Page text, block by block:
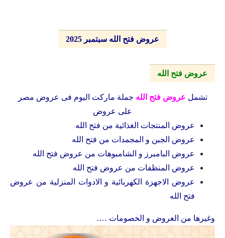
عروض فتح الله سبتمبر 2025
عروض فتح الله
تشمل عروض فتح الله جملة ماركت اليوم فى عروض مصر
على عروض
عروض المنتجات الغذائية من فتح الله
عروض الجبن و المجمدات من فتح الله
عروض البامبرز و الشامبوهات من عروض فتح الله
عروض المنظفات من عروض فتح الله
عروض الاجهزة الكهربائية و الادوات المنزلية من عروض
فتح الله
وغيرها من العروض و الخصومات ….